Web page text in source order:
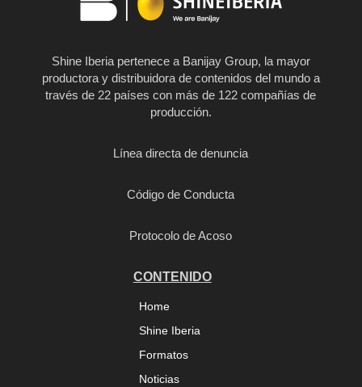
Shine Iberia pertenece a Banijay Group, la mayor
productora y distribuidora de contenidos del mundo a
través de 22 países con más de 122 compañías de
producción.
Línea directa de denuncia
Código de Conducta
Protocolo de Acoso
CONTENIDO
Home
Shine Iberia
Formatos
Noticias